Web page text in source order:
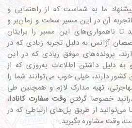
ما به شماست که از راهنمایی و
آن در این مسیر سخت و زمان‌بر و
تا ناهمواری‌های این مسیر را برایتان
آژانس به دلیل تجربه زیادی که در
پرونده‌های موفق زیادی که در این
به دلیل داشتن اطلاعات به‌روزی که از
کشور دارند، خیلی خوب می‌توانند شما را
تهیه مدارک لازم و همچنین طی
خصوصا گرفتنوقت سفارت کانادا،
از طریق پل‌های ارتباطی که در
وقت مشاوره بگیرید.